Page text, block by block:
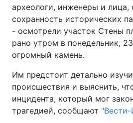
Головна
Україна
Економіка Світ
Спорт
археологи, инженеры и лица,
сохранность исторических
- осмотрели участок Стены
рано утром в понедельник,
огромный камень.
Им предстоит детально
происшествия и выяснить,
инцидента, который мог
трагедией, сообщают "Вести-